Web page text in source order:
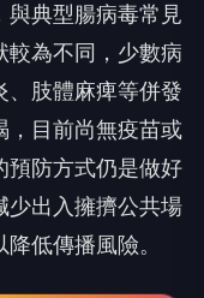
與典型腸病毒常見
較為不同，少數病
、肢體麻痺等併發
，目前尚無疫苗或
預防方式仍是做好
少出入擁擠公共場
低傳播風險。